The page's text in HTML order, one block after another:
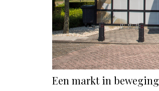
Een markt in beweging